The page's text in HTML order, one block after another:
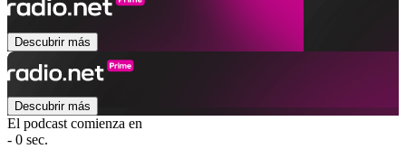
Descubrir más
Descubrir más
El podcast comienza en
- 0 sec.